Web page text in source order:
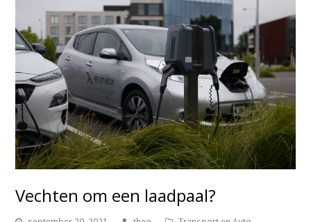
Vechten om een laadpaal?